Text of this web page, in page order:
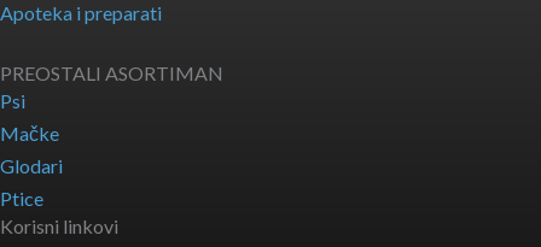
Apoteka i preparati
PREOSTALI ASORTIMAN
Psi
Mačke
Glodari
Ptice
Korisni linkovi